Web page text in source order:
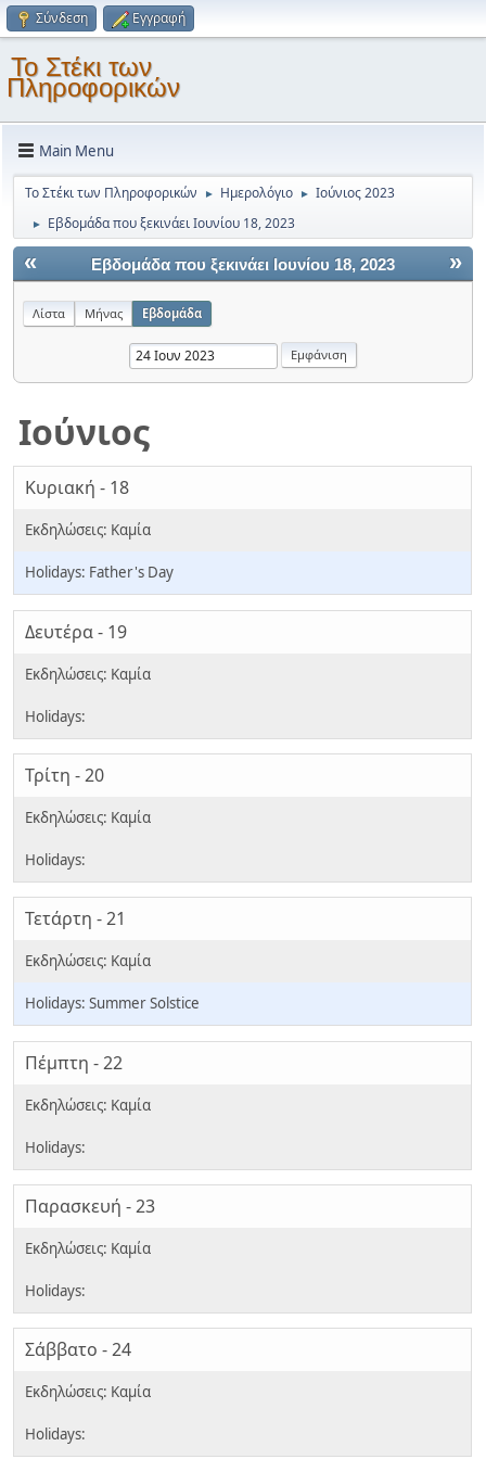
Σύνδεση Εγγραφή
Το Στέκι των
Πληροφορικών
Main Menu
Το Στέκι των Πληροφορικών ► Ημερολόγιο ► Ιούνιος 2023
► Εβδομάδα που ξεκινάει Ιουνίου 18, 2023
« »
Εβδομάδα που ξεκινάει Ιουνίου 18, 2023
Λίστα Μήνας Εβδομάδα
Ιούνιος
Κυριακή - 18
Father's Day
Δευτέρα - 19
Τρίτη - 20
Τετάρτη - 21
Summer Solstice
Πέμπτη - 22
Παρασκευή - 23
Σάββατο - 24